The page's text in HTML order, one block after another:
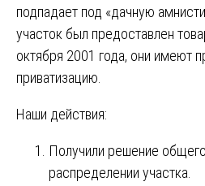
подпадает под «дачную
участок был предоставлен
октября 2001 года, они имеют
приватизацию.
Наши действия:
Получили решение
распределении участка.